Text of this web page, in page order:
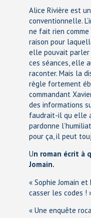
Alice Rivière est
conventionnelle.
ne fait rien comme
raison pour
elle pouvait parler
ces séances, elle
raconter. Mais la
règle fortement
commandant
des informations
faudrait-il qu elle
pardonne
pour ça, il peut
Un roman écrit à
Jomain.
« Sophie Jomain
casser les codes !
« Une enquête